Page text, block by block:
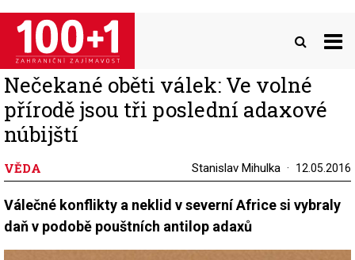
Přejít
hlavnímu
obsahu
Nečekané oběti válek: Ve volné
přírodě jsou tři poslední adaxové
núbijští
VĚDA Stanislav Mihulka 12.05.2016
Válečné konflikty a neklid v severní Africe si vybraly
daň v podobě pouštních antilop adaxů